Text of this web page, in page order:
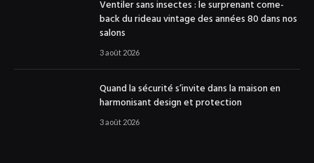
Ventiler sans insectes : le surprenant come-
back du rideau vintage des années 80 dans nos
salons
3 août 2026
Quand la sécurité s’invite dans la maison en
harmonisant design et protection
3 août 2026